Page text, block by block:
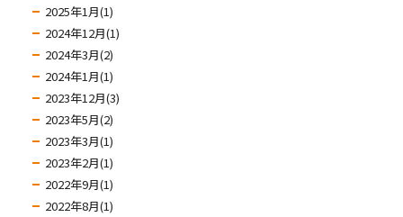
2025年1月(1)
2024年12月(1)
2024年3月(2)
2024年1月(1)
2023年12月(3)
2023年5月(2)
2023年3月(1)
2023年2月(1)
2022年9月(1)
2022年8月(1)